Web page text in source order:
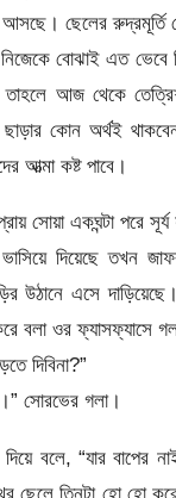
ছেলের রুদ্রমূর্তি
নিজেকে বোঝাই এত
তাহলে আজ থেকে
কোন অর্থই
আত্মা কষ্ট পাবে।
সোয়া একঘন্টা পরে
দিয়েছে তখন
উঠানে এসে
বলা ওর ফ্যাসফ্যাসে
দিবিনা?”
সোরভের গলা।
দিয়ে বলে, “যার
ছেলে তিনটা হো হো